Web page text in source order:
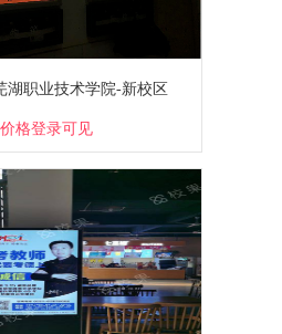
湖职业技术学院-新校区
价格登录可见